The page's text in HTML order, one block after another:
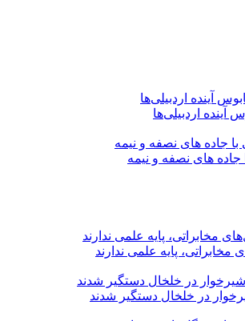
آینده اردبیلی‌ها
های نصفه و نیمه
پایه علمی ندارند
در خلخال دستگیر شدند